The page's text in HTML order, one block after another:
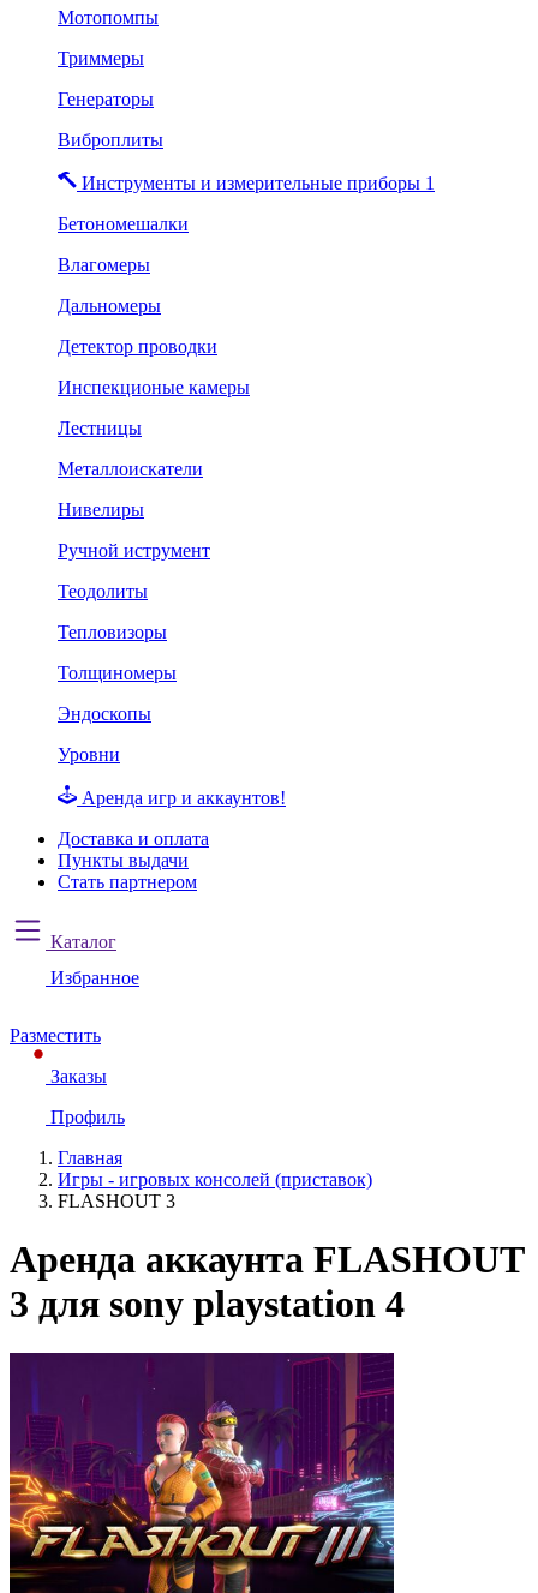
Мотопомпы
Триммеры
Генераторы
Виброплиты
Инструменты и измерительные приборы 1
Бетономешалки
Влагомеры
Дальномеры
Детектор проводки
Инспекционые камеры
Лестницы
Металлоискатели
Нивелиры
Ручной иструмент
Теодолиты
Тепловизоры
Толщиномеры
Эндоскопы
Уровни
Аренда игр и аккаунтов!
Доставка и оплата
Пункты выдачи
Стать партнером
Каталог
Избранное
Разместить
Заказы
Профиль
Главная
Игры - игровых консолей (приставок)
FLASHOUT 3
Аренда аккаунта FLASHOUT
3 для sony playstation 4